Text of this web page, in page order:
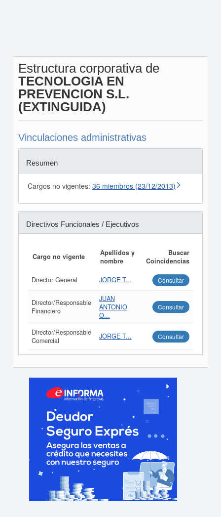
Estructura corporativa de
TECNOLOGIA EN
PREVENCION S.L.
(EXTINGUIDA)
Vinculaciones administrativas
Resumen
Cargos no vigentes: 36 miembros (23/12/2013)
Directivos Funcionales / Ejecutivos
Cargo no vigente
Apellidos y
nombre
Buscar
Coincidencias
Director General JORGE T... Consultar
Director/Responsable
Financiero
JUAN
ANTONIO
O...
Consultar
Director/Responsable
Comercial
JORGE T... Consultar